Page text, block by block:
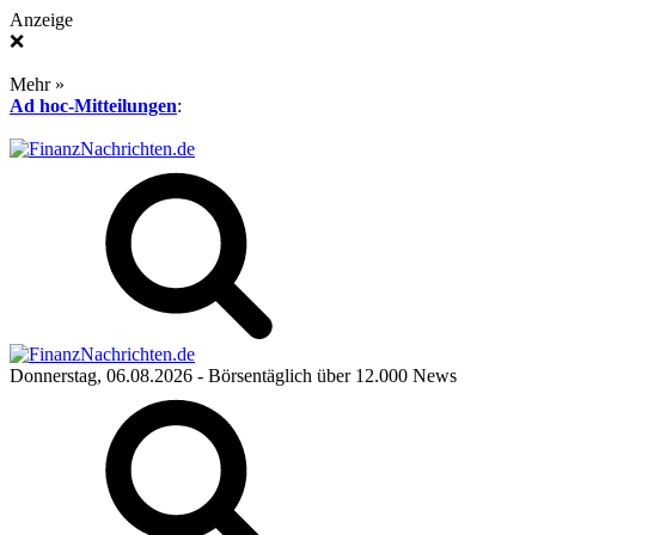
Anzeige
❌
Mehr »
Ad hoc-Mitteilungen:
Donnerstag, 06.08.2026 - Börsentäglich über 12.000 News